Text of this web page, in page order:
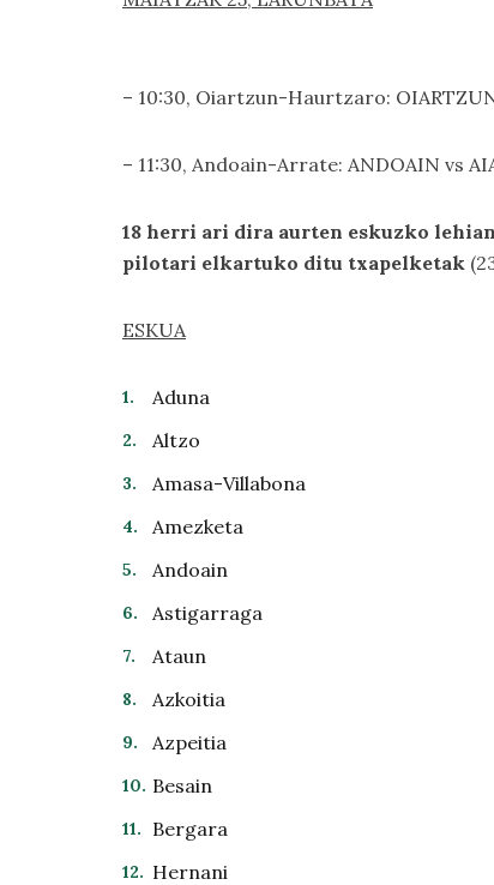
– 10:30, Oiartzun-Haurtzaro:
– 11:30, Andoain-Arrate: ANDOAIN vs
18 herri ari dira aurten eskuzko
pilotari elkartuko ditu txapelketak
ESKUA
Aduna
Altzo
Amasa-Villabona
Amezketa
Andoain
Astigarraga
Ataun
Azkoitia
Azpeitia
Besain
Bergara
Hernani